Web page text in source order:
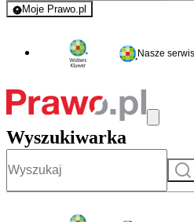
Moje Prawo.pl
- rejestracja i logowanie do
Nasze
Wyszukiwarka